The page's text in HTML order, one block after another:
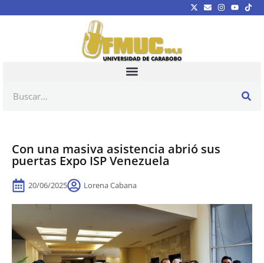
Con una masiva asistencia abrió sus
puertas Expo ISP Venezuela
20/06/2025 Lorena Cabana